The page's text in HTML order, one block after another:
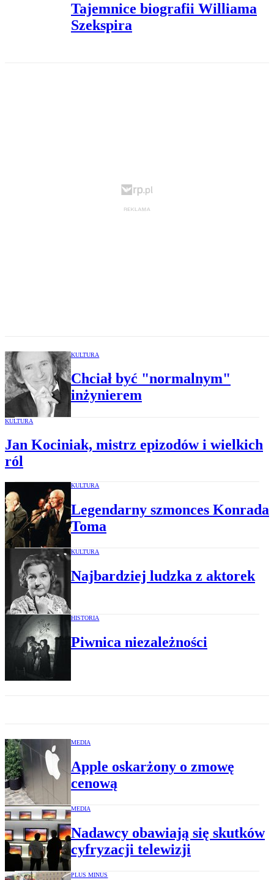
Tajemnice biografii Williama
Szekspira
KULTURA
Chciał być "normalnym"
inżynierem
KULTURA
Jan Kociniak, mistrz epizodów i wielkich
ról
KULTURA
Legendarny szmonces Konrada
Toma
KULTURA
Najbardziej ludzka z aktorek
HISTORIA
Piwnica niezależności
MEDIA
Apple oskarżony o zmowę
cenową
MEDIA
Nadawcy obawiają się skutków
cyfryzacji telewizji
PLUS MINUS